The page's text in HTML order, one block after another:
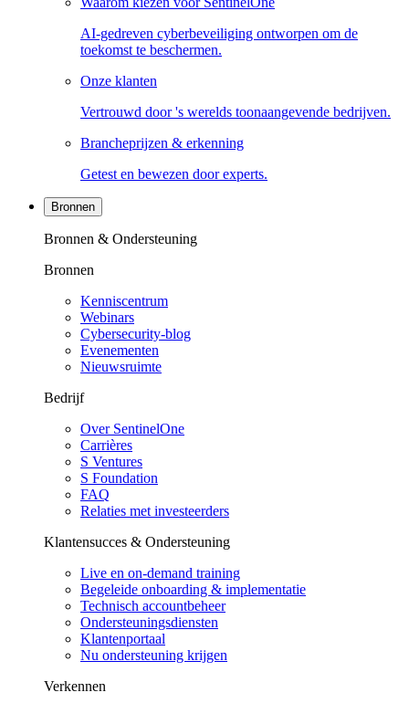
AI-gedreven cyberbeveiliging ontworpen om de
toekomst te beschermen.
Onze klanten
Vertrouwd door 's werelds toonaangevende bedrijven.
Brancheprijzen & erkenning
Getest en bewezen door experts.
Bronnen
Bronnen & Ondersteuning
Bronnen
Kenniscentrum
Webinars
Cybersecurity-blog
Evenementen
Nieuwsruimte
Bedrijf
Over SentinelOne
Carrières
S Ventures
S Foundation
FAQ
Relaties met investeerders
Klantensucces & Ondersteuning
Live en on-demand training
Begeleide onboarding & implementatie
Technisch accountbeheer
Ondersteuningsdiensten
Klantenportaal
Nu ondersteuning krijgen
Verkennen